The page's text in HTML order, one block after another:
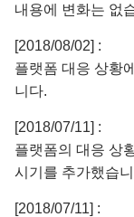
내용에 변화는 없
[2018/08/02] :
플랫폼 대응 상황
니다.
[2018/07/11] :
플랫폼의 대응 상
시기를 추가했습
[2018/07/11] :